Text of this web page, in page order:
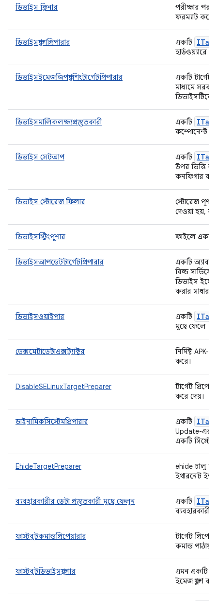
ডিভাইস ক্লিনার
পরীক্ষার পর
ফরম্যাট করে
ডিভাইসফ্ল্যাশপ্রিপারার একটি
হার্ডওয়্যারে
ডিভাইসইমেজজিপফ্ল্যাশিংটার্গেটপ্রিপারার
একটি টার্গেট
মাধ্যমে
ডিভাইসটিকে
ডিভাইসমালিকলক্ষ্যপ্রস্তুতকারী একটি
কম্পোনেন্ট
ডিভাইস সেটআপ একটি
উপর ভিত্তি
কনফিগার
ডিভাইস স্টোরেজ ফিলার
স্টোরেজ পূর্ণ
দেওয়া হয়,
ডিভাইসস্ট্রিংপুশার ফাইলে একটি
ডিভাইসআপডেটটার্গেটপ্রিপারার
একটি
বিল্ড
ডিভাইস
করার
ডিভাইসওয়াইপার একটি
মুছে ফেলে
ডেক্সমেটাডেটাএক্সট্র্যাক্টর
নির্দিষ্ট
করে।
DisableSELinuxTargetPreparer
টার্গেট
করে দেয়।
ডাইনামিকসিস্টেমপ্রিপারার একটি
Update-এর
একটি
EhideTargetPreparer
ehide চালু
ইথারনেট
ব্যবহারকারীর ডেটা প্রস্তুতকারী মুছে ফেলুন একটি
ফাস্টবুটকমান্ডপ্রিপেয়ারার
টার্গেট
কমান্ড পাঠায়।
ফাস্টবুটডিভাইসফ্ল্যাশার
এমন একটি
ইমেজ ফ্ল্যাশ